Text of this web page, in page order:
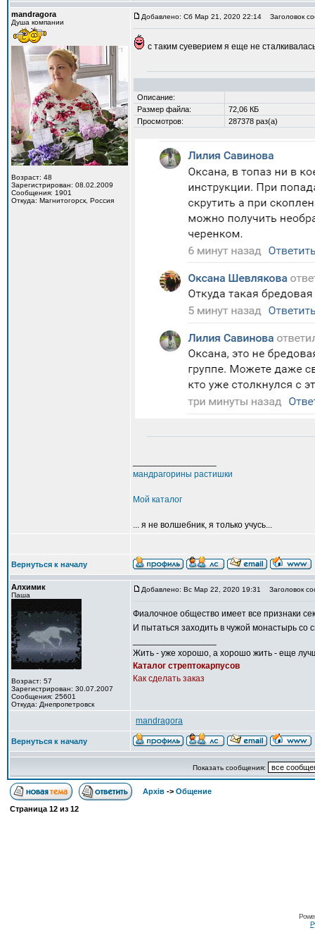
mandragora
Душа компании
Возраст: 48
Зарегистрирован: 08.02.2009
Сообщения: 1901
Откуда: Магнитогорск, Россия
Добавлено: Сб Мар 21, 2020 22:14 Заголовок
с таким суеверием я еще не
Описание:
Размер файла:
72,06 КБ
Просмотров:
287378 раз(а)
мандрагорины растишки
Мой каталог
... я не волшебник, я только учусь...
Вернуться к началу
Алхимик
Паша
Возраст: 57
Зарегистрирован: 30.07.2007
Сообщения: 25601
Откуда: Днепропетровск
Добавлено: Вс Мар 22, 2020 19:31 Заголовок
Фиалочное общество имеет все признаки
И пытаться заходить в чужой монастырь
Жить - уже хорошо, а хорошо жить - еще
Каталог стрептокарпусов
Как сделать заказ
mandragora
Вернуться к началу
Показать сообщения:
Архів -> Общение
Страница 12 из 12